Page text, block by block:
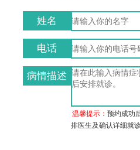
姓名
电话
病情描述
温馨提示：预约成功
排医生及确认详细就诊